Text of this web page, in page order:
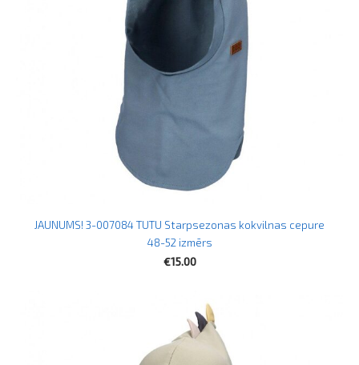
JAUNUMS! 3-007084 TUTU Starpsezonas kokvilnas cepure
48-52 izmērs
€15.00